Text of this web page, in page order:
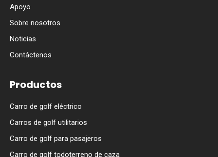
Apoyo
Sobre nosotros
Noticias
Contáctenos
Productos
Carro de golf eléctrico
Carros de golf utilitarios
Carro de golf para pasajeros
Carro de golf todoterreno de caza